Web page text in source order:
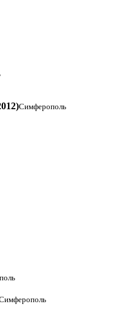
Симферополь